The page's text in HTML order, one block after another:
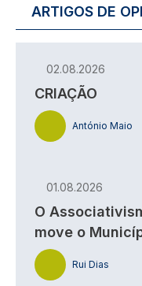
ARTIGOS DE
02.08.2026
CRIAÇÃO
António Maio
01.08.2026
O
move o
Rui Dias